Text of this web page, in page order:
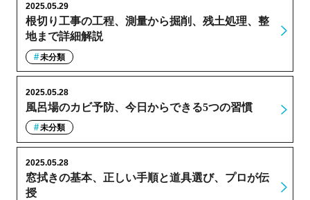
根切り工事の工程、測量から掘削、残土処理、整
地まで詳細解説
2025.05.29
未分類
風呂場のカビ予防、今日からできる5つの習慣
2025.05.28
未分類
窓拭きの基本、正しい手順と道具選び、プロが伝
授
2025.05.28